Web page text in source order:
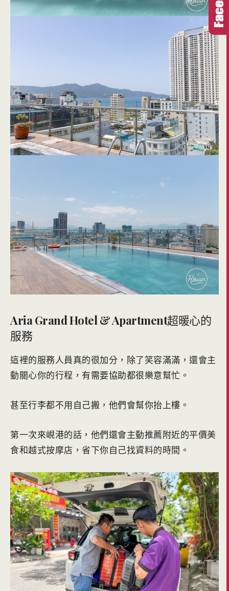
Aria Grand Hotel & Apartment超暖心的
服務
這裡的服務人員真的很加分，除了笑容滿滿，還會主
動關心你的行程，有需要協助都很樂意幫忙。
甚至行李都不用自己搬，他們會幫你抬上樓。
第一次來峴港的話，他們還會主動推薦附近的平價美
食和越式按摩店，省下你自己找資料的時間。